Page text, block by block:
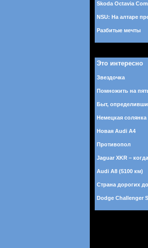
Skoda Octavia
NSU: На алтаре
Разбитые мечты
Это интересно
Звездочка
Помножить на
Быт,
Немецкая солянка
Новая Audi A4
Противопол
Jaguar XKR –
Audi A8 (5100 км)
Страна дорогих
Dodge Challenger